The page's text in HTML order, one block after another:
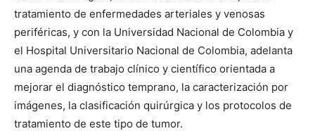
tratamiento de enfermedades arteriales y venosas
periféricas, y con la Universidad Nacional de Colombia y
el Hospital Universitario Nacional de Colombia, adelanta
una agenda de trabajo clínico y científico orientada a
mejorar el diagnóstico temprano, la caracterización por
imágenes, la clasificación quirúrgica y los protocolos de
tratamiento de este tipo de tumor.